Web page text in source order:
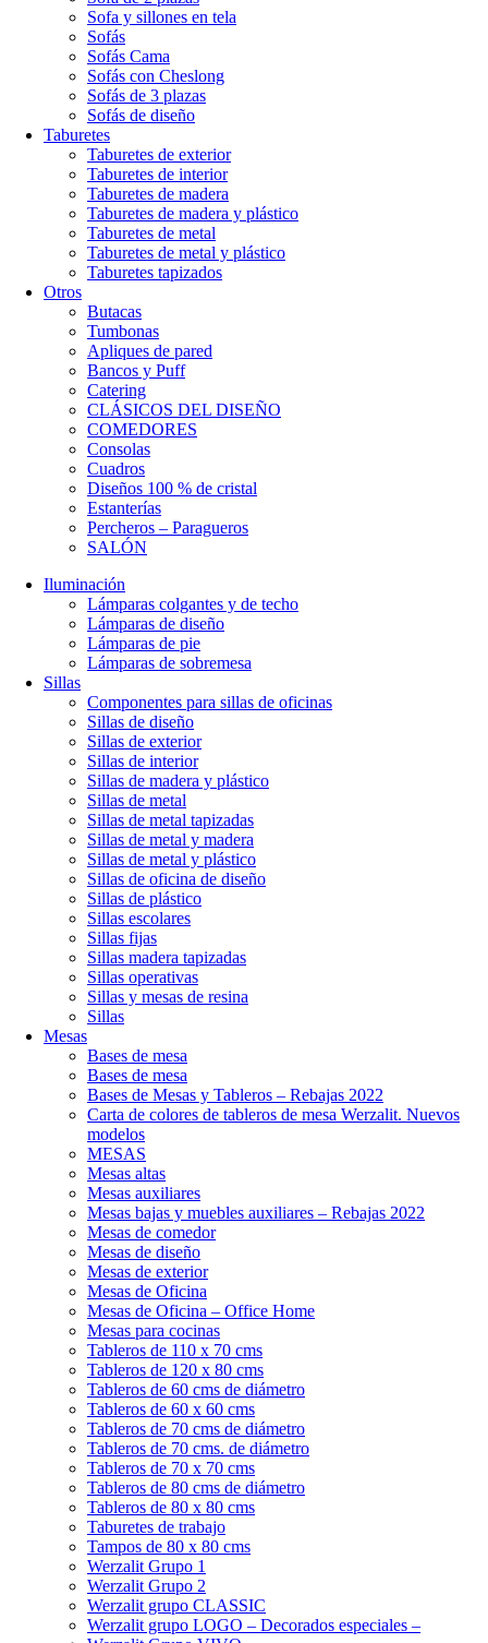
Sofa y sillones en tela
Sofás
Sofás Cama
Sofás con Cheslong
Sofás de 3 plazas
Sofás de diseño
Taburetes
Taburetes de exterior
Taburetes de interior
Taburetes de madera
Taburetes de madera y plástico
Taburetes de metal
Taburetes de metal y plástico
Taburetes tapizados
Otros
Butacas
Tumbonas
Apliques de pared
Bancos y Puff
Catering
CLÁSICOS DEL DISEÑO
COMEDORES
Consolas
Cuadros
Diseños 100 % de cristal
Estanterías
Percheros – Paragueros
SALÓN
Iluminación
Lámparas colgantes y de techo
Lámparas de diseño
Lámparas de pie
Lámparas de sobremesa
Sillas
Componentes para sillas de oficinas
Sillas de diseño
Sillas de exterior
Sillas de interior
Sillas de madera y plástico
Sillas de metal
Sillas de metal tapizadas
Sillas de metal y madera
Sillas de metal y plástico
Sillas de oficina de diseño
Sillas de plástico
Sillas escolares
Sillas fijas
Sillas madera tapizadas
Sillas operativas
Sillas y mesas de resina
Sillas
Mesas
Bases de mesa
Bases de mesa
Bases de Mesas y Tableros – Rebajas 2022
Carta de colores de tableros de mesa Werzalit. Nuevos
modelos
MESAS
Mesas altas
Mesas auxiliares
Mesas bajas y muebles auxiliares – Rebajas 2022
Mesas de comedor
Mesas de diseño
Mesas de exterior
Mesas de Oficina
Mesas de Oficina – Office Home
Mesas para cocinas
Tableros de 110 x 70 cms
Tableros de 120 x 80 cms
Tableros de 60 cms de diámetro
Tableros de 60 x 60 cms
Tableros de 70 cms de diámetro
Tableros de 70 cms. de diámetro
Tableros de 70 x 70 cms
Tableros de 80 cms de diámetro
Tableros de 80 x 80 cms
Taburetes de trabajo
Tampos de 80 x 80 cms
Werzalit Grupo 1
Werzalit Grupo 2
Werzalit grupo CLASSIC
Werzalit grupo LOGO – Decorados especiales –